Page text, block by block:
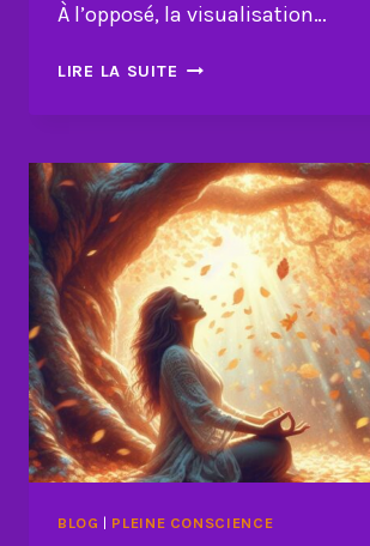
À l’opposé, la visualisation…
LIRE LA SUITE VOYANCE
POURQUOI
LA
VISUALISATION
EST
PLUS
INTÉRESSANTE
BLOG | PLEINE CONSCIENCE